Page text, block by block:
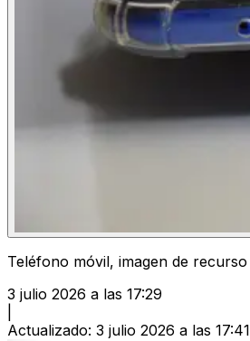
Teléfono móvil, imagen de recurso
3 julio 2026 a las 17:29
Actualizado: 3 julio 2026 a las 17:41